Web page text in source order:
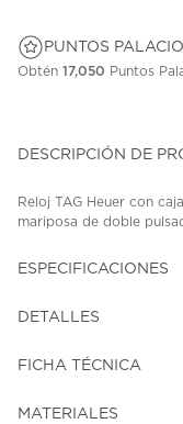
PUNTOS PALACIO
Obtén 17,050 Puntos
DESCRIPCIÓN DE
Reloj TAG Heuer con
mariposa de doble
ESPECIFICACIONES
DETALLES
FICHA TÉCNICA
MATERIALES